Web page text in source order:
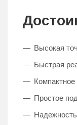
Высокая
Быстрая
Простое